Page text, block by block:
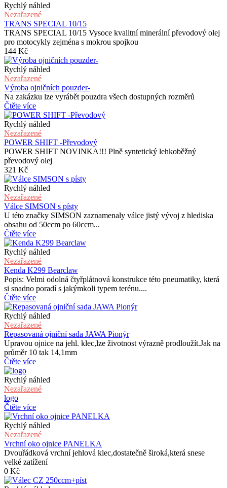
Rychlý náhled
Nezařazené
TRANS SPECIAL 10/15
TRANS SPECIAL 10/15 Vysoce kvalitní minerální převodový olej
pro motocykly zejména s mokrou spojkou
144 Kč
Rychlý náhled
Nezařazené
Výroba ojničních pouzder-
Na zakázku lze vyrábět pouzdra všech dostupných rozměrů
Čtěte více
Rychlý náhled
Nezařazené
POWER SHIFT -Převodový
POWER SHIFT NOVINKA!!! Plně syntetický lehkoběžný
převodový olej
321 Kč
Rychlý náhled
Nezařazené
Válce SIMSON s písty
U této značky SIMSON zaznamenaly válce jistý vývoj z hlediska
obsahu od 50ccm po 60ccm...
Čtěte více
Rychlý náhled
Nezařazené
Kenda K299 Bearclaw
Popis: Velmi odolná čtyřplátnová konstrukce této pneumatiky, která
si snadno poradí s jakýmkoli typem terénu....
Čtěte více
Rychlý náhled
Nezařazené
Repasovaná ojniční sada JAWA Pionýr
Upravou ojnice na jehl. klec,lze životnost výrazně prodloužít.Jak na
průměr 10 tak 14,1mm
Čtěte více
Rychlý náhled
Nezařazené
logo
Čtěte více
Rychlý náhled
Nezařazené
Vrchní oko ojnice PANELKA
Dvouřádková vrchní jehlová klec,dostatečně široká,která snese
velké zatížení
0 Kč